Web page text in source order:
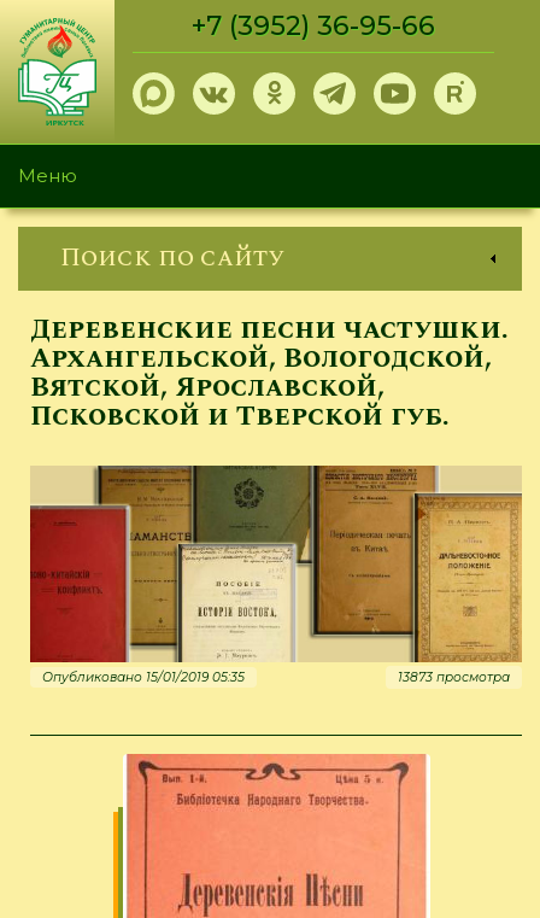
Перейти
основному
содержанию
+7 (3952) 36-95-66
Меню
Поиск по сайту
Деревенские песни частушки.
Архангельской, Вологодской,
Вятской, Ярославской,
Псковской и Тверской губ.
Опубликовано 15/01/2019 05:35 13873 просмотра